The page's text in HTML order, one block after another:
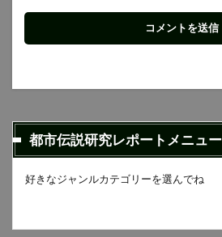
都市伝説研究レポートメニュー
好きなジャンルカテゴリーを選んでね